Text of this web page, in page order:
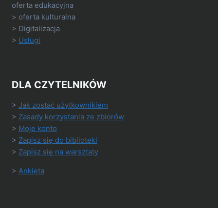
oferta edukacyjna
> oferta kulturalna
> Digitalizacja
> Usługi
DLA CZYTELNIKÓW
> Jak zostać użytkownikiem
> Zasady korzystania ze zbiorów
> Moje konto
> Zapisz się do biblioteki
> Zapisz się na warsztaty
> Ankieta